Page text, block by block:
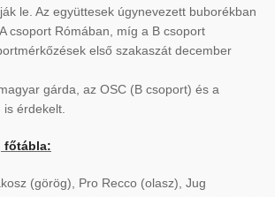
le. Az együttesek úgynevezett buborékban
csoport Rómában, míg a B csoport
első szakaszát december
gárda, az OSC (B csoport) és a
érdekelt.
főtábla:
(görög), Pro Recco (olasz), Jug